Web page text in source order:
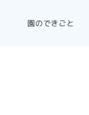
園のできごと